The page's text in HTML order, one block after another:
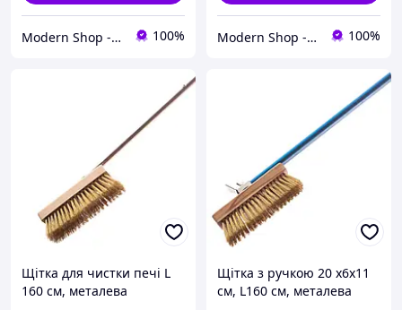
Modern Shop - посуд, товари для дому та активного відпочинку 100% Modern Shop - посуд, товари для дому та активного відпочинку 100%
Щітка для чистки печі L
160 см, металева
Щітка з ручкою 20 x6х11
см, L160 см, металева